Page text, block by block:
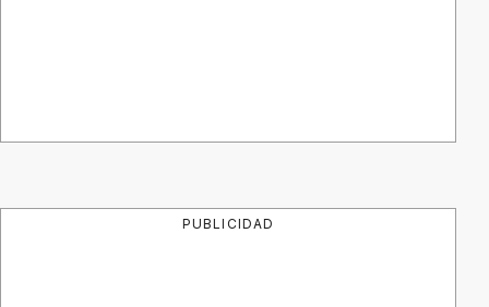
PUBLICIDAD